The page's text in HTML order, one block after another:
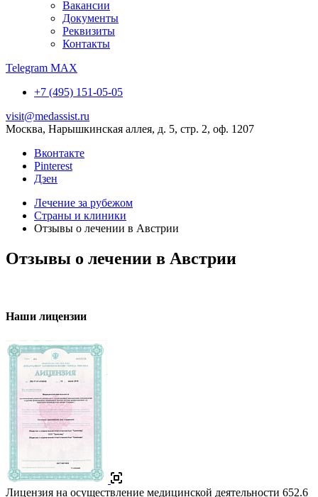
Вакансии
Документы
Реквизиты
Контакты
Telegram MAX
+7 (495) 151-05-05
visit@medassist.ru
Москва, Нарышкинская аллея, д. 5, стр. 2, оф. 1207
Вконтакте
Pinterest
Дзен
Лечение за рубежом
Страны и клиники
Отзывы о лечении в Австрии
Отзывы о лечении в Австрии
Наши лицензии
Лицензия на осуществление медицинской деятельности 652.6